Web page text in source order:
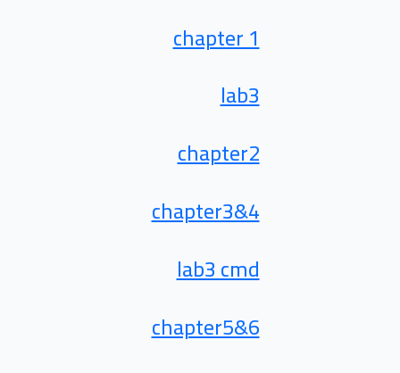
chapter 1
lab3
chapter2
chapter3&4
lab3 cmd
chapter5&6